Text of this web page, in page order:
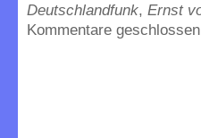
Deutschlandfunk, Ernst
Kommentare geschlossen